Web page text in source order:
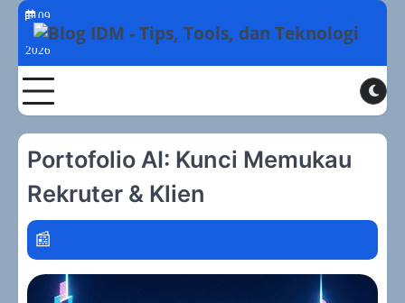
Skip
content
09
Agustus
2026
Toggle
Portofolio AI: Kunci Memukau
Rekruter & Klien